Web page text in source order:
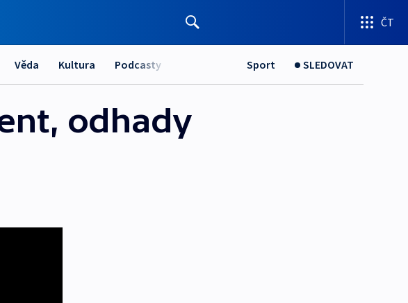
ČT
Věda Kultura Podcasty Sport SLEDOVAT
odhady